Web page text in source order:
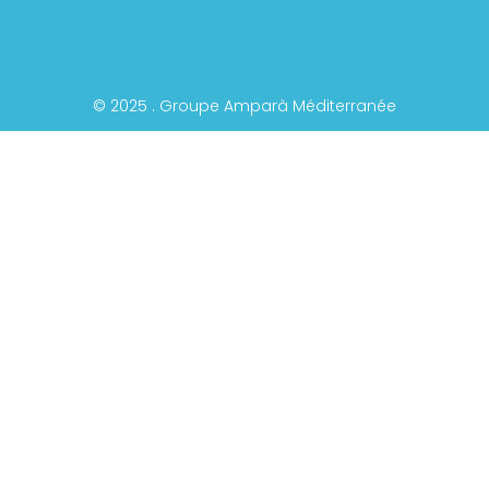
© 2025 . Groupe Amparà Méditerranée